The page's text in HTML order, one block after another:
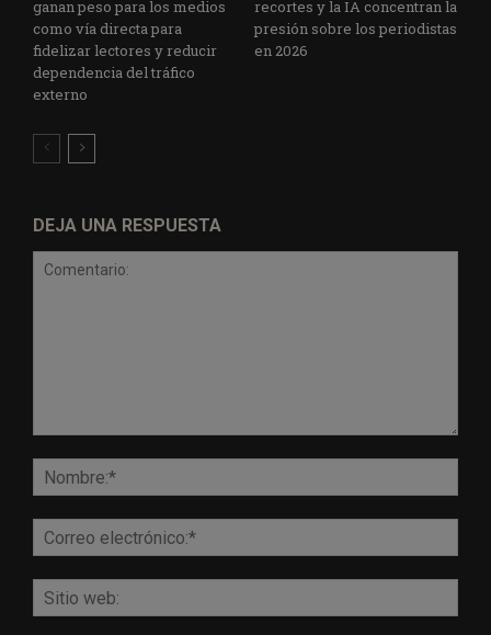
ganan peso para los medios
como vía directa para
fidelizar lectores y reducir
dependencia del tráfico
externo
recortes y la IA concentran la
presión sobre los periodistas
en 2026
DEJA UNA RESPUESTA